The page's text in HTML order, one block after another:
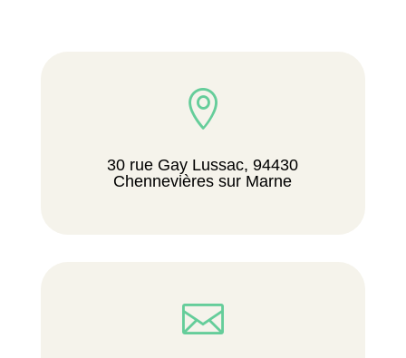

30 rue Gay Lussac, 94430
Chennevières sur Marne
